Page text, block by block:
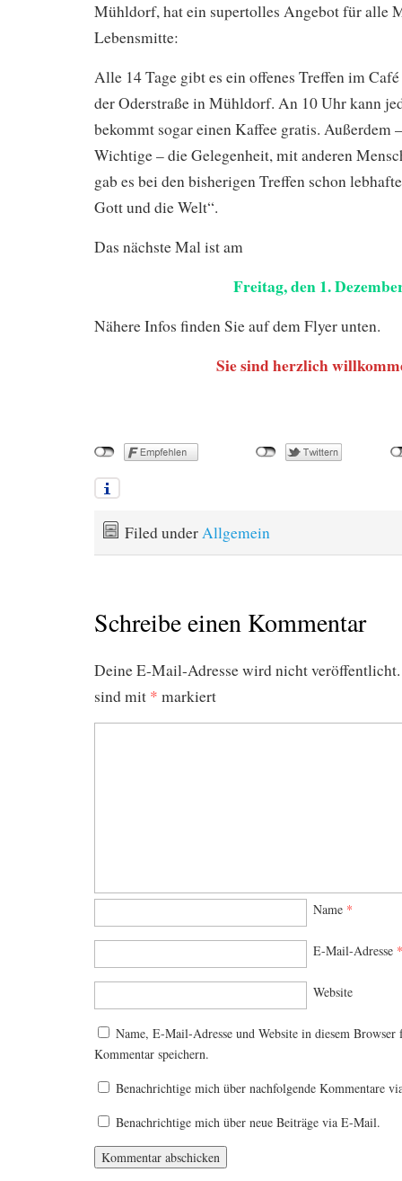
Mühldorf, hat ein supertolles Angebot für alle
Lebensmitte:
Alle 14 Tage gibt es ein offenes Treffen im
der Oderstraße in Mühldorf. An 10 Uhr kann
bekommt sogar einen Kaffee gratis. Außerdem
Wichtige – die Gelegenheit, mit anderen
gab es bei den bisherigen Treffen schon
Gott und die Welt“.
Das nächste Mal ist am
Freitag, den 1.
Nähere Infos finden Sie auf dem Flyer unten.
Sie sind herzlich
Filed underAllgemein
Schreibe einen Kommentar
Deine E-Mail-Adresse wird nicht veröffentlicht.
sind mit * markiert
Name *
E-Mail-Adresse *
Website
Name, E-Mail-Adresse und Website in diesem Browser
Kommentar speichern.
Benachrichtige mich über nachfolgende Kommentare
Benachrichtige mich über neue Beiträge via E-Mail.